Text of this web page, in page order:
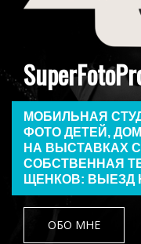
МОБИЛЬНАЯ
ФОТО ДЕТЕЙ,
НА ВЫСТАВКАХ
СОБСТВЕННАЯ
ЩЕНКОВ: ВЫЕЗД
ОБО МНЕ